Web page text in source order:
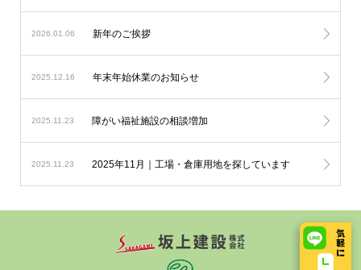
2026.01.06 新年のご挨拶
2025.12.16 年末年始休業のお知らせ
2025.11.23 障がい福祉施設の相談増加
2025.11.23 2025年11月｜工場・倉庫用地を探しています